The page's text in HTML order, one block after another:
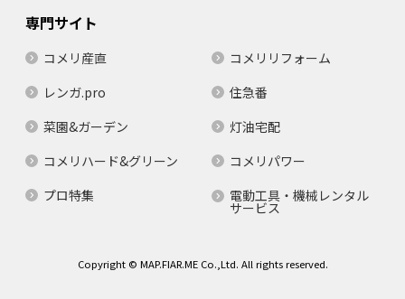
専門サイト
コメリ産直
コメリリフォーム
レンガ.pro
住急番
菜園&ガーデン
灯油宅配
コメリハード&グリーン
コメリパワー
プロ特集
電動工具・機械レンタル
サービス
Copyright © MAP.FIAR.ME Co.,Ltd. All rights reserved.